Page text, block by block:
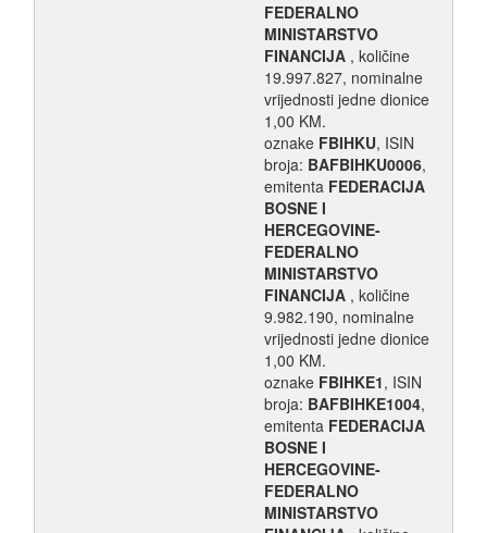
FEDERALNO
MINISTARSTVO
FINANCIJA , količine
19.997.827, nominalne
vrijednosti jedne dionice
1,00 KM.
oznake FBIHKU, ISIN
broja: BAFBIHKU0006,
emitenta FEDERACIJA
BOSNE I
HERCEGOVINE-
FEDERALNO
MINISTARSTVO
FINANCIJA , količine
9.982.190, nominalne
vrijednosti jedne dionice
1,00 KM.
oznake FBIHKE1, ISIN
broja: BAFBIHKE1004,
emitenta FEDERACIJA
BOSNE I
HERCEGOVINE-
FEDERALNO
MINISTARSTVO